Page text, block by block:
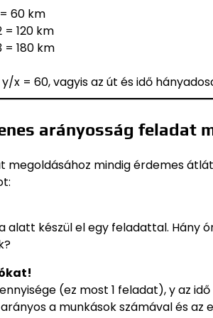
60 km
120 km
180 km
x = 60, vagyis az út és idő
arányosság feladat
megoldásához mindig érdemes
alatt készül el egy feladattal. Hány
(ez most 1 feladat), y az
a munkások számával és az